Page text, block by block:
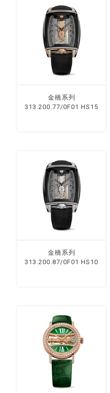
⾦橋系列
313.200.77/0F01 HS15
⾦橋系列
313.200.87/0F01 HS10